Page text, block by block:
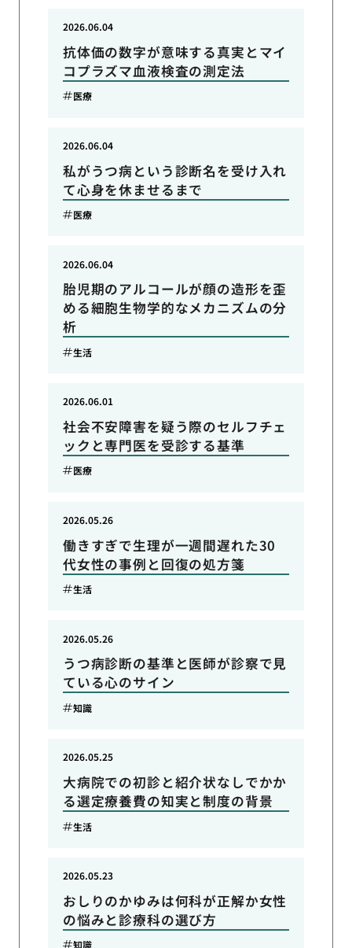
抗体価の数字が意味する真実とマイ
コプラズマ血液検査の測定法
2026.06.04
医療
私がうつ病という診断名を受け入れ
て心身を休ませるまで
2026.06.04
医療
胎児期のアルコールが顔の造形を歪
める細胞生物学的なメカニズムの分
析
2026.06.04
生活
社会不安障害を疑う際のセルフチェ
ックと専門医を受診する基準
2026.06.01
医療
働きすぎで生理が一週間遅れた30
代女性の事例と回復の処方箋
2026.05.26
生活
うつ病診断の基準と医師が診察で見
ている心のサイン
2026.05.26
知識
大病院での初診と紹介状なしでかか
る選定療養費の知実と制度の背景
2026.05.25
生活
おしりのかゆみは何科が正解か女性
の悩みと診療科の選び方
2026.05.23
知識